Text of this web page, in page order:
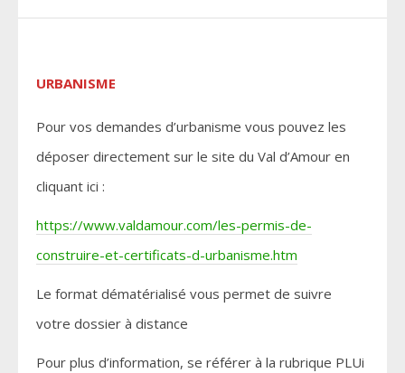
URBANISME
Pour vos demandes d’urbanisme vous pouvez les
déposer directement sur le site du Val d’Amour en
cliquant ici :
https://www.valdamour.com/les-permis-de-
construire-et-certificats-d-urbanisme.htm
Le format dématérialisé vous permet de suivre
votre dossier à distance
Pour plus d’information, se référer à la rubrique PLUi